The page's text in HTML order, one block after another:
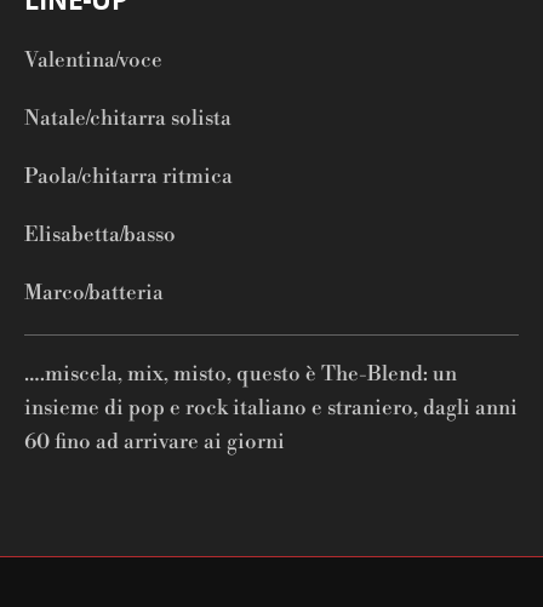
Valentina/voce
Natale/chitarra solista
Paola/chitarra ritmica
Elisabetta/basso
Marco/batteria
….miscela, mix, misto, questo è The-Blend: un
insieme di pop e rock italiano e straniero, dagli anni
60 fino ad arrivare ai giorni